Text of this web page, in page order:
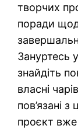
творчих
поради
Зануртесь
знайдіть
власні
пов’язані
проєкт вже